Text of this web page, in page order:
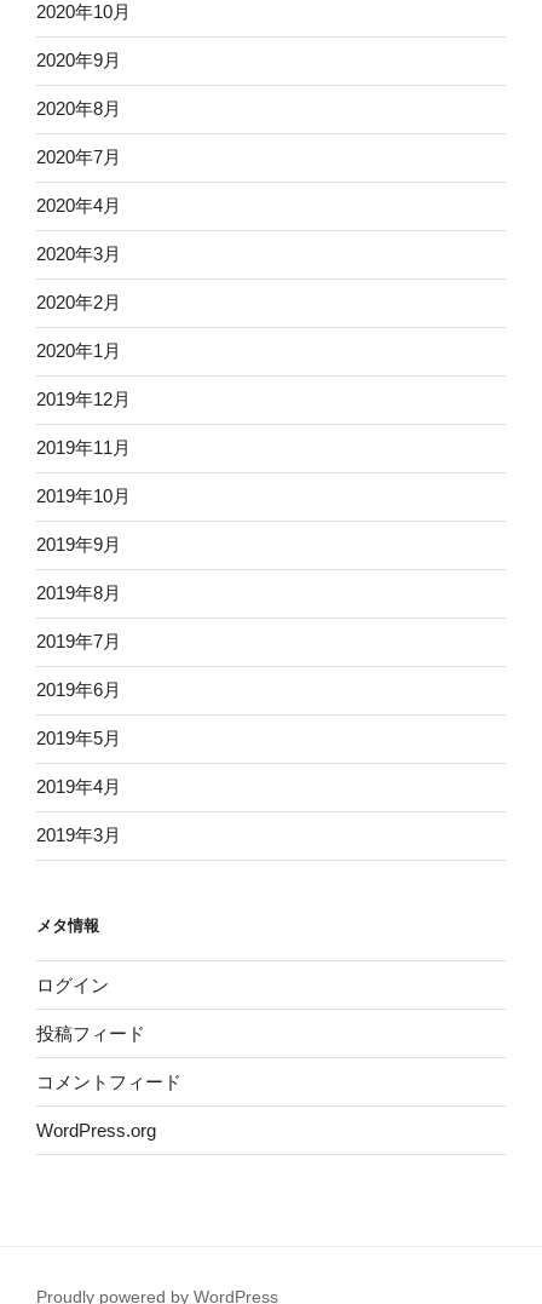
2020年10月
2020年9月
2020年8月
2020年7月
2020年4月
2020年3月
2020年2月
2020年1月
2019年12月
2019年11月
2019年10月
2019年9月
2019年8月
2019年7月
2019年6月
2019年5月
2019年4月
2019年3月
メタ情報
ログイン
投稿フィード
コメントフィード
WordPress.org
Proudly powered by WordPress